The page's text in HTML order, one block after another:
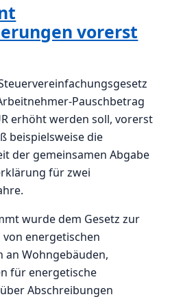
vorerst
Pauschbetrag
erhöht werden soll, vorerst
beispielsweise die
der gemeinsamen Abgabe
für zwei
wurde dem Gesetz zur
energetischen
an Wohngebäuden,
für energetische
Abschreibungen